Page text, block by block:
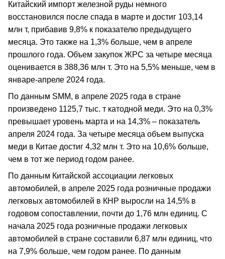
Китайский импорт железной руды немного
восстановился после спада в марте и достиг 103,14
млн т, прибавив 9,8% к показателю предыдущего
месяца. Это также на 1,3% больше, чем в апреле
прошлого года. Объем закупок ЖРС за четыре месяца
оценивается в 388,36 млн т. Это на 5,5% меньше, чем в
январе-апреле 2024 года.
По данным SMM, в апреле 2025 года в стране
произведено 1125,7 тыс. т катодной меди. Это на 0,3%
превышает уровень марта и на 14,3% – показатель
апреля 2024 года. За четыре месяца объем выпуска
меди в Китае достиг 4,32 млн т. Это на 10,6% больше,
чем в тот же период годом ранее.
По данным Китайской ассоциации легковых
автомобилей, в апреле 2025 года розничные продажи
легковых автомобилей в КНР выросли на 14,5% в
годовом сопоставлении, почти до 1,76 млн единиц. С
начала 2025 года розничные продажи легковых
автомобилей в стране составили 6,87 млн единиц, что
на 7,9% больше, чем годом ранее. По данным